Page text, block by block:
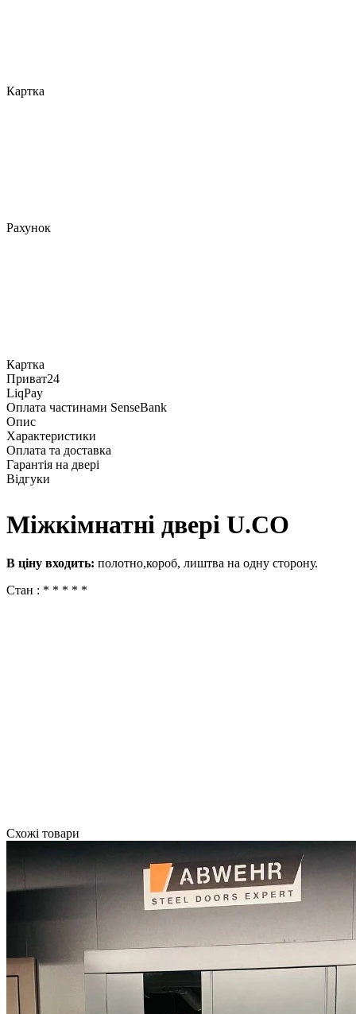
Картка
Рахунок
Картка
Приват24
LiqPay
Оплата частинами SenseBank
Опис
Характеристики
Оплата та доставка
Гарантія на двері
Відгуки
Міжкімнатні двері U.СО
В ціну входить: полотно,короб, лиштва на одну сторону.
Стан : * * * * *
Схожі товари